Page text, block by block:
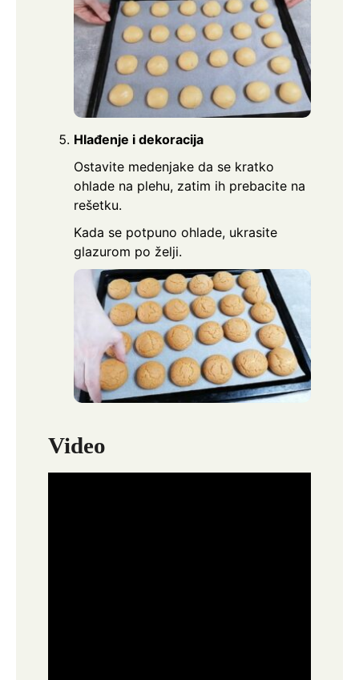
Hlađenje i dekoracija
Ostavite medenjake da se kratko
ohlade na plehu, zatim ih prebacite na
rešetku.
Kada se potpuno ohlade, ukrasite
glazurom po želji.
Video